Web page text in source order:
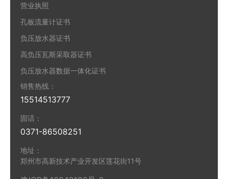
营业执照
孔板流量计证书
负压放水器证书
高负压瓦斯采取器证书
负压放水器数据一体化证书
销售热线：
15514513777
固话：
0371-86508251
地址：
郑州市高新技术产业开发区莲花街11号